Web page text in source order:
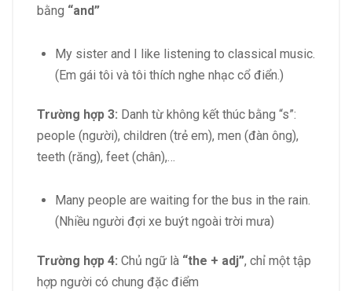
bằng “and”
My sister and I like listening to classical music.
(Em gái tôi và tôi thích nghe nhạc cổ điển.)
Trường hợp 3: Danh từ không kết thúc bằng “s”:
people (người), children (trẻ em), men (đàn ông),
teeth (răng), feet (chân),…
Many people are waiting for the bus in the rain.
(Nhiều người đợi xe buýt ngoài trời mưa)
Trường hợp 4: Chủ ngữ là “the + adj”, chỉ một tập
hợp người có chung đặc điểm